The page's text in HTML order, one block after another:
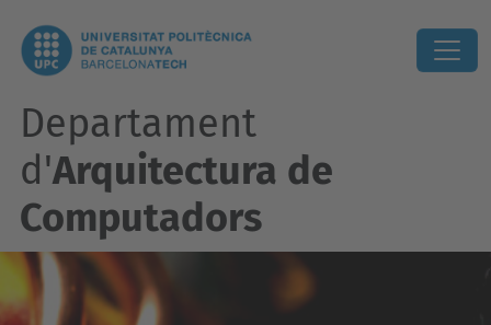
Departament
d'Arquitectura de
Computadors